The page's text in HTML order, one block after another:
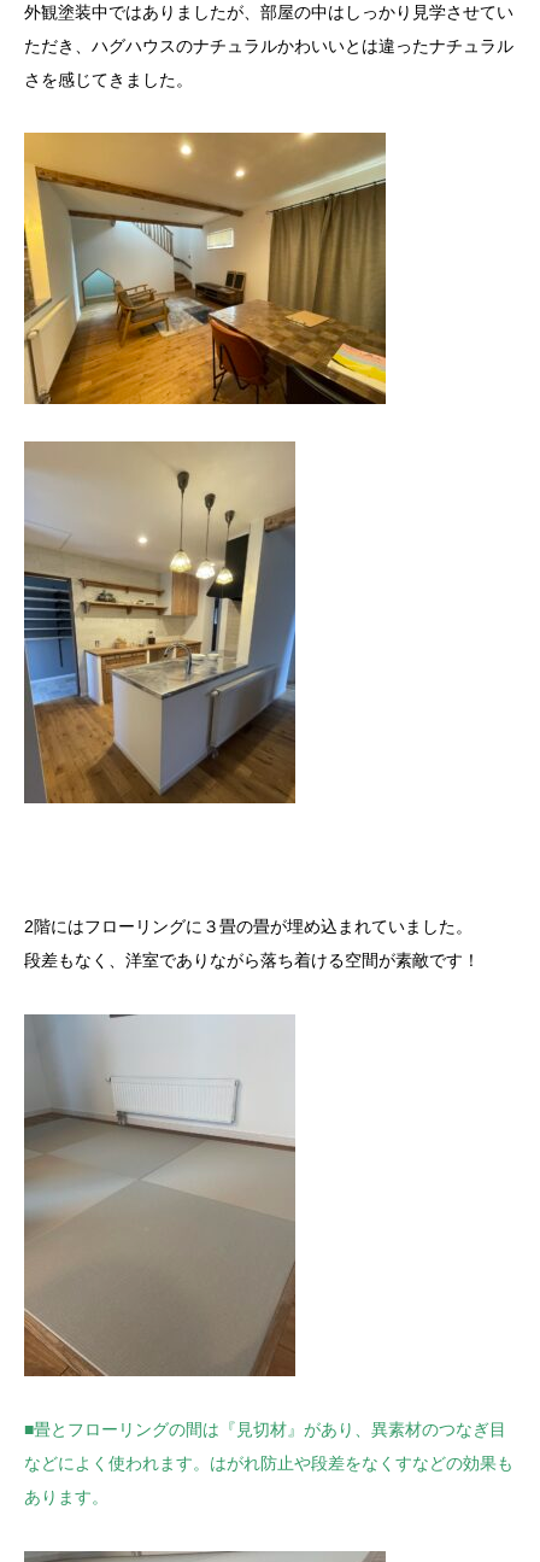
外観塗装中ではありましたが、部屋の中はしっかり見学させてい
ただき、ハグハウスのナチュラルかわいいとは違ったナチュラル
さを感じてきました。
2階にはフローリングに３畳の畳が埋め込まれていました。
段差もなく、洋室でありながら落ち着ける空間が素敵です！
■畳とフローリングの間は『見切材』があり、異素材のつなぎ目
などによく使われます。はがれ防止や段差をなくすなどの効果も
あります。